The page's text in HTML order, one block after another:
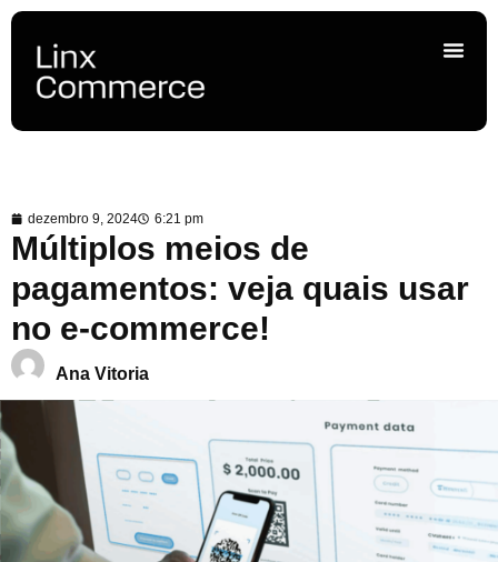
dezembro 9, 2024 6:21 pm
Múltiplos meios de
pagamentos: veja quais usar
no e-commerce!
Ana Vitoria